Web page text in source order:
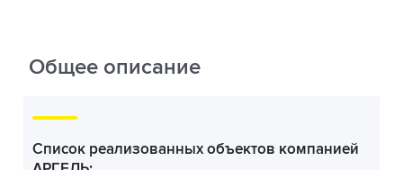
Общее описание
Список реализованных объектов компанией